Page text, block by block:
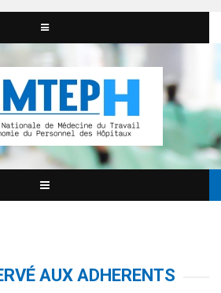
AUX ADHERENTS